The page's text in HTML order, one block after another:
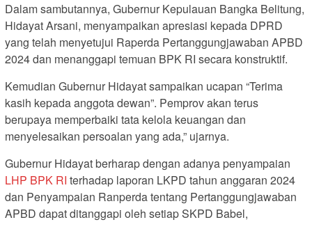
Dalam sambutannya, Gubernur Kepulauan Bangka Belitung,
Hidayat Arsani, menyampaikan apresiasi kepada DPRD
yang telah menyetujui Raperda Pertanggungjawaban APBD
2024 dan menanggapi temuan BPK RI secara konstruktif.
Kemudian Gubernur Hidayat sampaikan ucapan “Terima
kasih kepada anggota dewan”. Pemprov akan terus
berupaya memperbaiki tata kelola keuangan dan
menyelesaikan persoalan yang ada,” ujarnya.
Gubernur Hidayat berharap dengan adanya penyampaian
LHP BPK RI terhadap laporan LKPD tahun anggaran 2024
dan Penyampaian Ranperda tentang Pertanggungjawaban
APBD dapat ditanggapi oleh setiap SKPD Babel,